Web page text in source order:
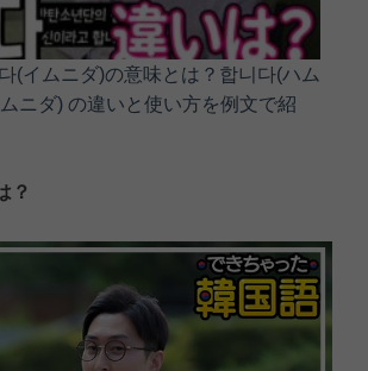
(イムニダ)の意味とは？합니다(ハム
ニダ) の違いと使い方を例文で紹
？